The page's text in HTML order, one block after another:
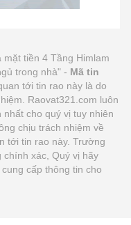
tiền 4 Tầng Himlam
trong nhà" - Mã tin
tới tin rao này là do
Raovat321.com luôn
cho quý vị tuy nhiên
chịu trách nhiệm về
tới tin rao này. Trường
chính xác, Quý vị hãy
cấp thông tin cho